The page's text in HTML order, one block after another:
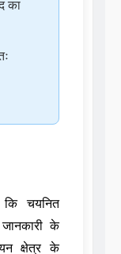
का
चयनित
जानकारी के
क्षेत्र के